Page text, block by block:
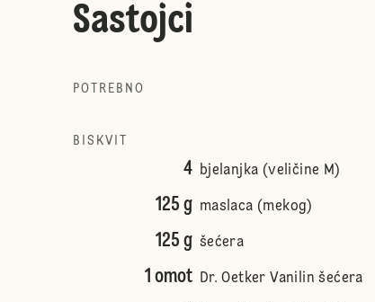
Sastojci
POTREBNO
BISKVIT
4 bjelanjka (veličine M)
125 g maslaca (mekog)
125 g šećera
1 omot Dr. Oetker Vanilin šećera